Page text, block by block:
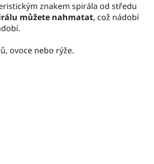
znakem spirála od středu
můžete nahmatat, což nádobí
ovoce nebo rýže.